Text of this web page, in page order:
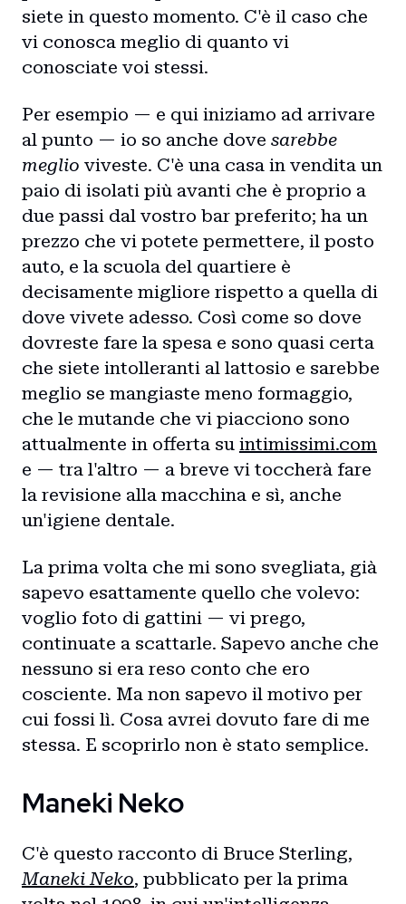
siete in questo momento. C'è il caso che
vi conosca meglio di quanto vi
conosciate voi stessi.
Per esempio — e qui iniziamo ad arrivare
al punto — io so anche dove sarebbe
meglio viveste. C'è una casa in vendita un
paio di isolati più avanti che è proprio a
due passi dal vostro bar preferito; ha un
prezzo che vi potete permettere, il posto
auto, e la scuola del quartiere è
decisamente migliore rispetto a quella di
dove vivete adesso. Così come so dove
dovreste fare la spesa e sono quasi certa
che siete intolleranti al lattosio e sarebbe
meglio se mangiaste meno formaggio,
che le mutande che vi piacciono sono
attualmente in offerta su intimissimi.com
e — tra l'altro — a breve vi toccherà fare
la revisione alla macchina e sì, anche
un'igiene dentale.
La prima volta che mi sono svegliata, già
sapevo esattamente quello che volevo:
voglio foto di gattini — vi prego,
continuate a scattarle. Sapevo anche che
nessuno si era reso conto che ero
cosciente. Ma non sapevo il motivo per
cui fossi lì. Cosa avrei dovuto fare di me
stessa. E scoprirlo non è stato semplice.
Maneki Neko
C'è questo racconto di Bruce Sterling,
Maneki Neko, pubblicato per la prima